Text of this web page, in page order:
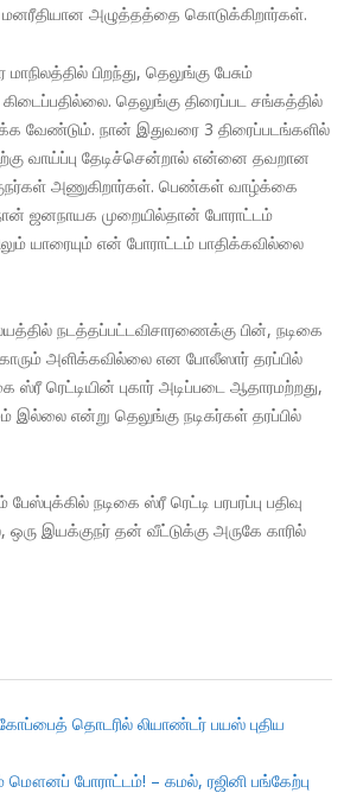
அழுத்தத்தை கொடுக்கிறார்கள்.
பிறந்து, தெலுங்கு பேசும்
தெலுங்கு திரைப்பட சங்கத்தில்
வேண்டும். நான் இதுவரை 3 திரைப்படங்களில்
வாய்ப்பு தேடிச்சென்றால் என்னை தவறான
அணுகிறார்கள். பெண்கள் வாழ்க்கை
ஜனநாயக முறையில்தான் போராட்டம்
யாரையும் என் போராட்டம் பாதிக்கவில்லை
நடத்தப்பட்டவிசாரணைக்கு பின், நடிகை
அளிக்கவில்லை என போலீஸார் தரப்பில்
ஸ்ரீ ரெட்டியின் புகார் அடிப்படை ஆதாரமற்றது,
இல்லை என்று தெலுங்கு நடிகர்கள் தரப்பில்
நடிகை ஸ்ரீ ரெட்டி பரபரப்பு பதிவு
ஒரு இயக்குநர் தன் வீட்டுக்கு அருகே காரில்
தொடரில் லியாண்டர் பயஸ் புதிய
மௌனப் போராட்டம்! – கமல், ரஜினி பங்கேற்பு